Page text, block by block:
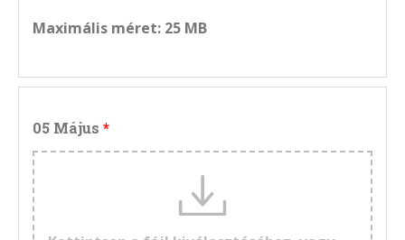
Maximális méret: 25 MB
05 Május